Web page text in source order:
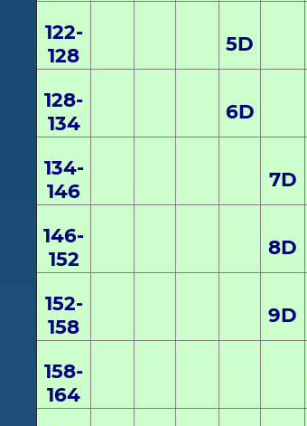
122-
128
5D
128-
134
6D
134-
146
7D
146-
152
8D
152-
158
9D
158-
164